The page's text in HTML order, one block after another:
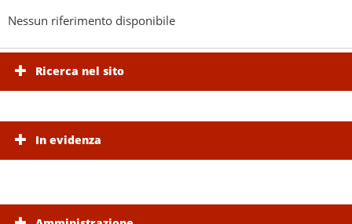
Nessun riferimento disponibile
Ricerca nel sito
In evidenza